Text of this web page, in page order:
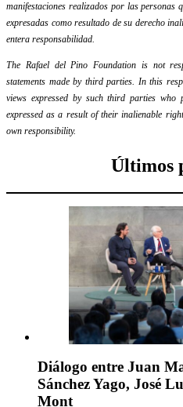
manifestaciones realizados por las personas
expresadas como resultado de su derecho
entera responsabilidad.
The Rafael del Pino Foundation is not
statements made by third parties. In this
views expressed by such third parties
expressed as a result of their inalienable
own responsibility.
Últimos
Diálogo entre Juan
Sánchez Yago, José
Mont